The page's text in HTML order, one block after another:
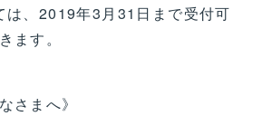
は、2019年3月31日まで受付可
ます。
さまへ》